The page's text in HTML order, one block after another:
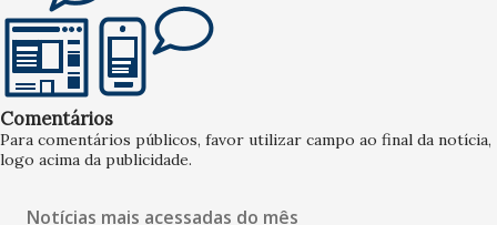
Comentários
Para comentários públicos, favor utilizar campo ao final da notícia,
logo acima da publicidade.
Notícias mais acessadas do mês